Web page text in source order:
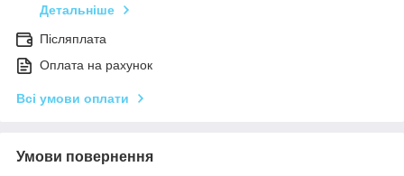
Детальніше
Післяплата
Оплата на рахунок
Всі умови оплати
Умови повернення